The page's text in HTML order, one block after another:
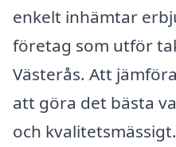
enkelt inhämtar
företag som utför
Västerås. Att
att göra det bästa
och